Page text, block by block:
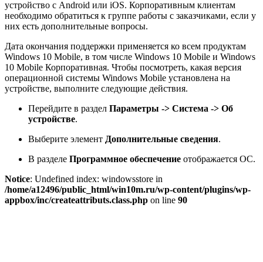
устройство с Android или iOS. Корпоративным клиентам
необходимо обратиться к группе работы с заказчиками, если у
них есть дополнительные вопросы.
Дата окончания поддержки применяется ко всем продуктам
Windows 10 Mobile, в том числе Windows 10 Mobile и Windows
10 Mobile Корпоративная. Чтобы посмотреть, какая версия
операционной системы Windows Mobile установлена на
устройстве, выполните следующие действия.
Перейдите в раздел Параметры -> Система -> Об
устройстве.
Выберите элемент Дополнительные сведения.
В разделе Программное обеспечение отображается ОС.
Notice: Undefined index: windowsstore in
/home/a12496/public_html/win10m.ru/wp-content/plugins/wp-
appbox/inc/createattributs.class.php on line 90